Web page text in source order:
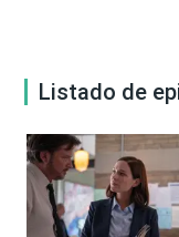
Listado de